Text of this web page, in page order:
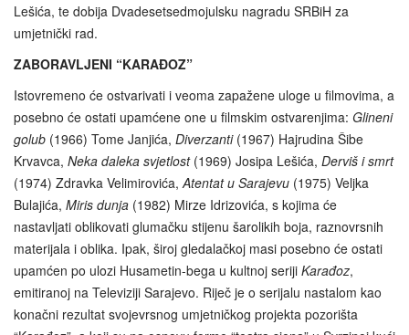
Lešića, te dobija Dvadesetsedmojulsku nagradu SRBiH za
umjetnički rad.
ZABORAVLJENI “KARAĐOZ”
Istovremeno će ostvarivati i veoma zapažene uloge u filmovima, a
posebno će ostati upamćene one u filmskim ostvarenjima: Glineni
golub (1966) Tome Janjića, Diverzanti(1967) Hajrudina Šibe
Krvavca, Neka daleka svjetlost(1969) Josipa Lešića, Derviš i smrt
(1974) Zdravka Velimirovića, Atentat u Sarajevu (1975) Veljka
Bulajića, Miris dunja (1982) Mirze Idrizovića, s kojima će
nastavljati oblikovati glumačku stijenu šarolikih boja, raznovrsnih
materijala i oblika. Ipak, široj gledalačkoj masi posebno će ostati
upamćen po ulozi Husametin-bega u kultnoj seriji Karađoz,
emitiranoj na Televiziji Sarajevo. Riječ je o serijalu nastalom kao
konačni rezultat svojevrsnog umjetničkog projekta pozorišta